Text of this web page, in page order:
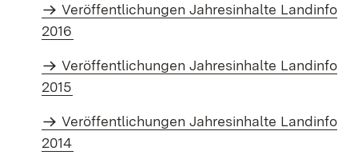
Veröffentlichungen Jahresinhalte Landinfo
2016
Veröffentlichungen Jahresinhalte Landinfo
2015
Veröffentlichungen Jahresinhalte Landinfo
2014